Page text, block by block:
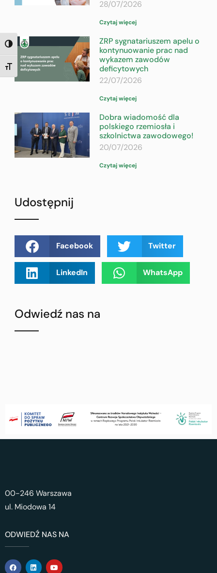
TOGGLE HIGH CONTRAST
TOGGLE FONT SIZE
28/07/2026
Czytaj więcej
ZRP sygnatariuszem apelu o
kontynuowanie prac nad
wykazem zawodów
deficytowych
22/07/2026
Czytaj więcej
Dobra wiadomość dla
polskiego rzemiosła i
szkolnictwa zawodowego!
20/07/2026
Czytaj więcej
Udostępnij
Facebook Twitter
LinkedIn WhatsApp
Odwiedź nas na
00-246 Warszawa
ul. Miodowa 14
ODWIEDŹ NAS NA